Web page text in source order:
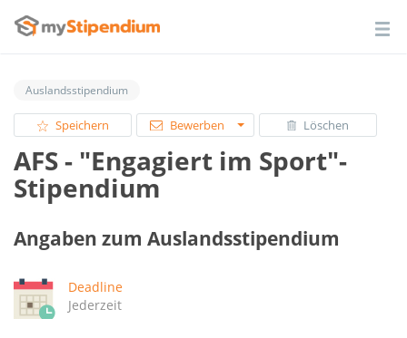
Auslandsstipendium
Speichern Bewerben Löschen
AFS - "Engagiert im Sport"-
Stipendium
Angaben zum Auslandsstipendium
Deadline
Jederzeit